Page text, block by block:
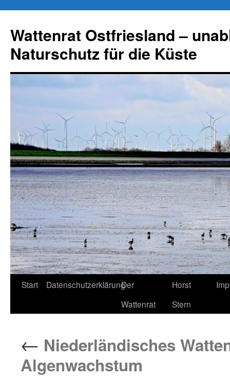
springen
Wattenrat Ostfriesland –
Naturschutz für die Küste
Start DatenschutzerklärungDer
Wattenrat
Horst
Stern
← Niederländisches
Algenwachstum